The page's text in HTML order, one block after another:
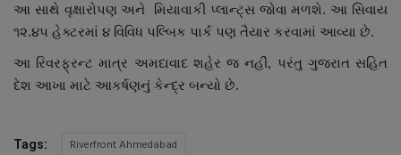
આ સાથે વૃક્ષારોપણ અને મિયાવાકી પ્લાન્ટ્સ જોવા મળશે. આ સિવાય
૧૨.૪૫ હેક્ટરમાં ૪ વિવિધ પલ્બિક પાર્ક પણ તૈયાર કરવામાં આવ્યા છે.
આ રિવરફ્રન્ટ માત્ર અમદાવાદ શહેર જ નહીં, પરંતુ ગુજરાત સહિત
દેશ આખા માટે આકર્ષણનું કેન્દ્ર બન્યો છે.
Tags: Riverfront Ahmedabad